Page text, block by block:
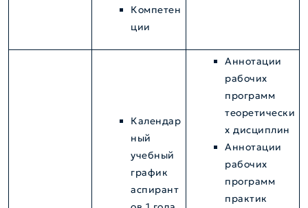
Компетен
ции
Календар
ный
учебный
график
аспирант
Аннотации
рабочих
программ
теоретически
х дисциплин
Аннотации
рабочих
программ
практик